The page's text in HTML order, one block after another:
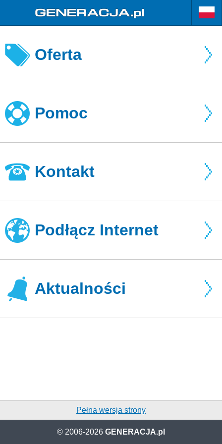
Oferta
Pomoc
Kontakt
Podłącz Internet
Aktualności
Pełna wersja strony
© 2006-2026 GENERACJA.pl